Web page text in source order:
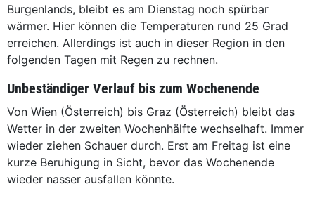
Burgenlands, bleibt es am Dienstag noch spürbar
wärmer. Hier können die Temperaturen rund 25 Grad
erreichen. Allerdings ist auch in dieser Region in den
folgenden Tagen mit Regen zu rechnen.
Unbeständiger Verlauf bis zum Wochenende
Von Wien (Österreich) bis Graz (Österreich) bleibt das
Wetter in der zweiten Wochenhälfte wechselhaft. Immer
wieder ziehen Schauer durch. Erst am Freitag ist eine
kurze Beruhigung in Sicht, bevor das Wochenende
wieder nasser ausfallen könnte.